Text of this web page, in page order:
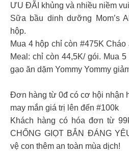
ƯU ĐÃI khủng và nhiều niềm
Sữa bầu dinh dưỡng Mom’s
hộp.
Mua 4 hộp chỉ còn #475K Cháo
Meal: chỉ còn 44,5K/ gói. Mua
gạo ăn dặm Yommy Yommy
Đơn hàng từ 0đ có cơ hội nhận
may mắn giá trị lên đến #100k
Khách hàng có hóa đơn từ
CHỐNG GIỌT BẮN ĐÁNG
vệ con thêm an toàn mùa dịch!